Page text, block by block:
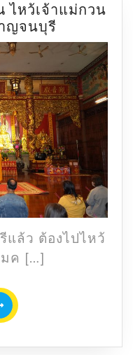
ไหว้เจ้าแม่กวน
ญจนบุรี
เมตตา
ธรรม
โพธิญาณ
ไหว้
เจ้า
แม่
กวน
อิม
พัน
กร
เที่ยว
กาญจนบุรี
ล้ว ต้องไปไหว้
ค […]
อ่าน
ต่อ